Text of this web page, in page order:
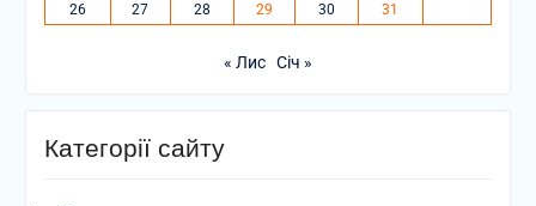
26
27 28 29 30 31
« Лис Січ »
Категорії сайту